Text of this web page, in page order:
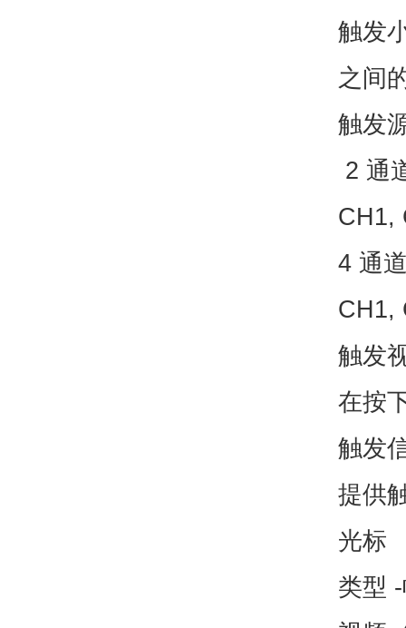
触发
之间
触发
2 通
CH1,
4 通
CH1,
触发
在按
触发
提供
光标
类型